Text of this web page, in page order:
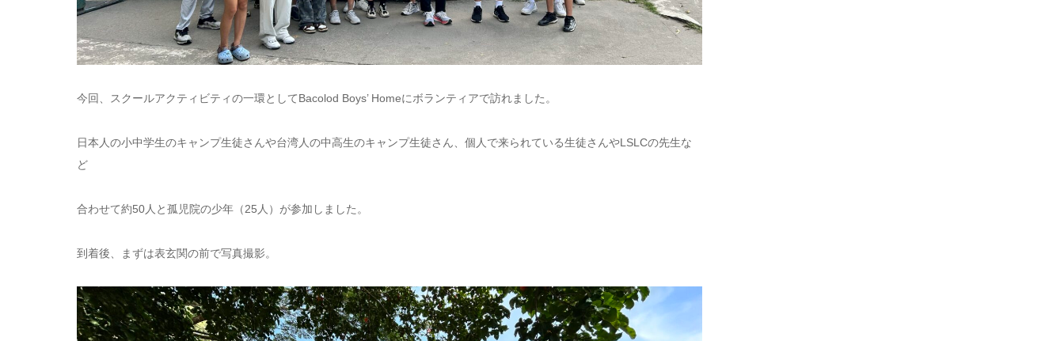
今回、スクールアクティビティの一環としてBacolod Boys’ Homeにボランティアで訪れました。
日本人の小中学生のキャンプ生徒さんや台湾人の中高生のキャンプ生徒さん、個人で来られている生徒さんやLSLCの先生な
ど
合わせて約50人と孤児院の少年（25人）が参加しました。
到着後、まずは表玄関の前で写真撮影。